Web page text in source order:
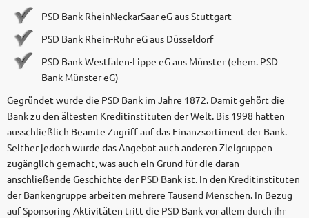
PSD Bank RheinNeckarSaar eG aus Stuttgart
PSD Bank Rhein-Ruhr eG aus Düsseldorf
PSD Bank Westfalen-Lippe eG aus Münster (ehem. PSD
Bank Münster eG)
Gegründet wurde die PSD Bank im Jahre 1872. Damit gehört die
Bank zu den ältesten Kreditinstituten der Welt. Bis 1998 hatten
ausschließlich Beamte Zugriff auf das Finanzsortiment der Bank.
Seither jedoch wurde das Angebot auch anderen Zielgruppen
zugänglich gemacht, was auch ein Grund für die daran
anschließende Geschichte der PSD Bank ist. In den Kreditinstituten
der Bankengruppe arbeiten mehrere Tausend Menschen. In Bezug
auf Sponsoring Aktivitäten tritt die PSD Bank vor allem durch ihr